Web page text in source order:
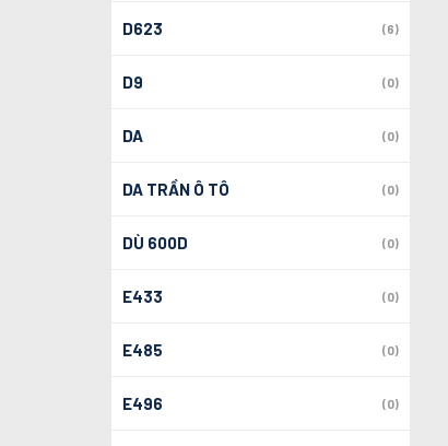
D623 (6)
D9 (0)
DA (0)
DA TRẦN Ô TÔ (0)
DÙ 600D (0)
E433 (0)
E485 (0)
E496 (0)